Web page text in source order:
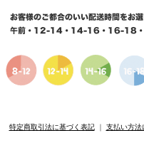
特定商取引法に基づく表記｜ 支払い方法